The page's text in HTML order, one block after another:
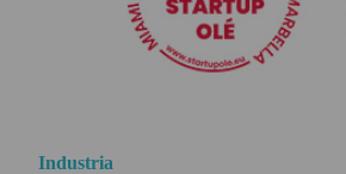
Industria